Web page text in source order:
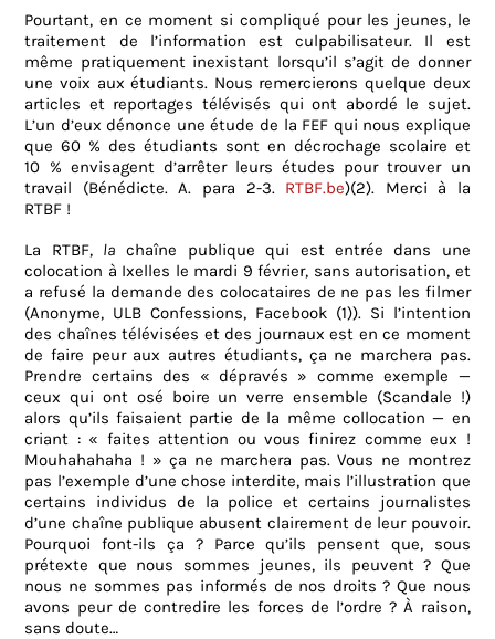
Pourtant, en ce moment si compliqué pour les jeunes, le
traitement de l’information est culpabilisateur. Il est
même pratiquement inexistant lorsqu’il s’agit de donner
une voix aux étudiants. Nous remercierons quelque deux
articles et reportages télévisés qui ont abordé le sujet.
L’un d’eux dénonce une étude de la FEF qui nous explique
que 60 % des étudiants sont en décrochage scolaire et
10 % envisagent d’arrêter leurs études pour trouver un
travail (Bénédicte. A. para 2-3. RTBF.be)(2). Merci à la
RTBF !
La RTBF, la chaîne publique qui est entrée dans une
colocation à Ixelles le mardi 9 février, sans autorisation, et
a refusé la demande des colocataires de ne pas les filmer
(Anonyme, ULB Confessions, Facebook (1)). Si l’intention
des chaînes télévisées et des journaux est en ce moment
de faire peur aux autres étudiants, ça ne marchera pas.
Prendre certains des « dépravés » comme exemple —
ceux qui ont osé boire un verre ensemble (Scandale !)
alors qu’ils faisaient partie de la même collocation — en
criant : « faites attention ou vous finirez comme eux !
Mouhahahaha ! » ça ne marchera pas. Vous ne montrez
pas l’exemple d’une chose interdite, mais l’illustration que
certains individus de la police et certains journalistes
d’une chaîne publique abusent clairement de leur pouvoir.
Pourquoi font-ils ça ? Parce qu’ils pensent que, sous
prétexte que nous sommes jeunes, ils peuvent ? Que
nous ne sommes pas informés de nos droits ? Que nous
avons peur de contredire les forces de l’ordre ? À raison,
sans doute…